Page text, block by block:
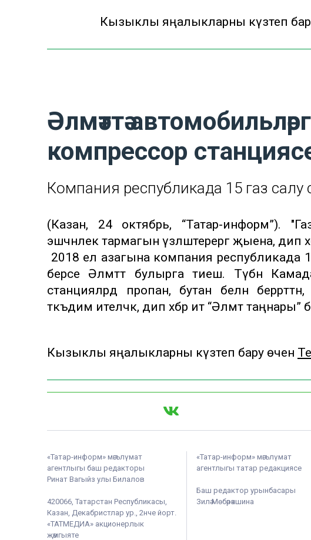
Кызыклы яңалыкларны күзәтеп
Әлмәттә
компрессор
Компания республикада 15 газ салу
(Казан, 24 октябрь, “Татар-информ”).
эшчәнлек тармагын үзләштерергә җыена, дип
2018 ел азагына компания республикада
берсе Әлмәттә булырга тиеш. Түбән
станцияләрдә пропан, бутан белән
тәкъдим ителәчәк, дип хәбәр итә “Әлмәт
Кызыклы яңалыкларны күзәтеп бару өчен
«Татар-информ» мәгълүмат
агентлыгы баш редакторы
Ринат Вагыйз улы Билалов
420066, Татарстан Республикасы,
Казан, Декабристлар ур., 2нче йорт.
«ТАТМЕДИА» акционерлык
җәмгыяте
«Татар-информ» мәгълүмат
агентлыгы татар редакциясе
Баш редактор урынбасары
Зилә Мөбәрәкшина